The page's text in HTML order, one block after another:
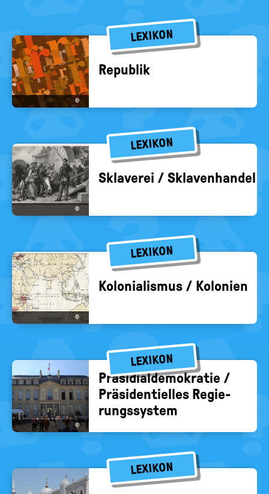
LEXIKON
©
Re­pu­blik
LEXIKON
©
Skla­ve­rei / Skla­ven­han­del
LEXIKON
©
Ko­lo­nia­lis­mus / Ko­lo­nien
LEXIKON
©
Prä­si­di­al­de­mo­kra­tie /
Prä­si­den­ti­el­les Re­gie­
rungs­sys­tem
LEXIKON